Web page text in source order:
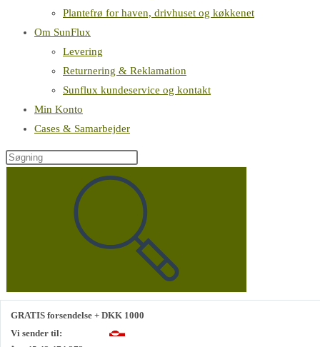
Plantefrø for haven, drivhuset og køkkenet
Om SunFlux
Levering
Returnering & Reklamation
Sunflux kundeservice og kontakt
Min Konto
Cases & Samarbejder
Søg
GRATIS forsendelse + DKK 1000
Vi sender til: